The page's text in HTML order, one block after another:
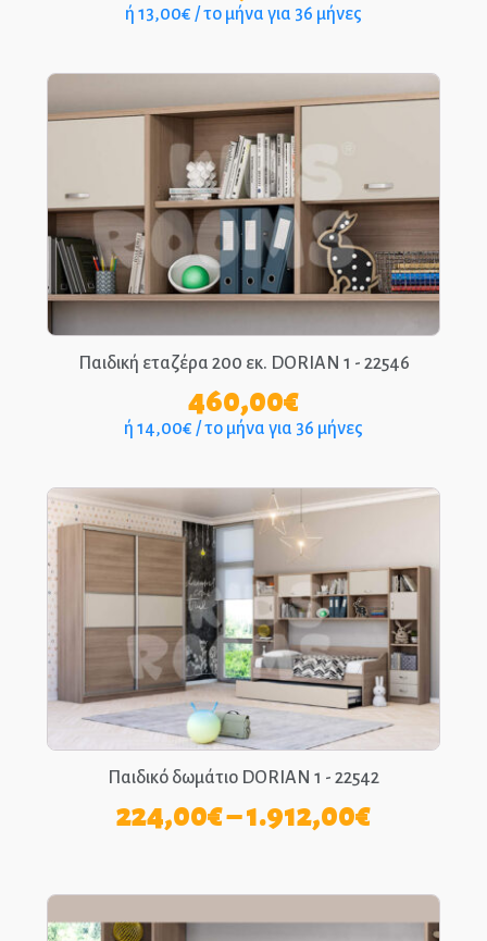
ή 13,00€ / το μήνα για 36 μήνες
Παιδική εταζέρα 200 εκ. DORIAN 1 - 22546
460,00€
ή 14,00€ / το μήνα για 36 μήνες
Παιδικό δωμάτιο DORIAN 1 - 22542
224,00€–1.912,00€Price
224,00€
through